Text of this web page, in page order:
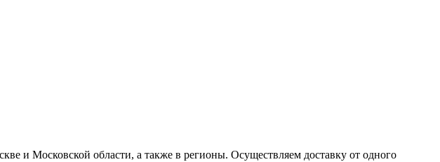
и Московской области, а также в регионы. Осуществляем доставку от одного